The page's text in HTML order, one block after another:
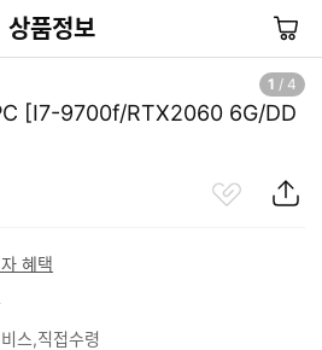
상품정보
장
바
구
니
1 / 4
[I7-9700f/RTX2060 6G/DD
혜택
스 직접수령